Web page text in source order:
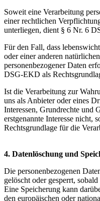
Soweit eine Verarbeitung
einer rechtlichen
unterliegen, dient § 6 Nr. 6
Für den Fall, dass
oder einer anderen
personenbezogener Daten
DSG-EKD als
Ist die Verarbeitung zur
uns als Anbieter oder eines
Interessen, Grundrechte und
erstgenannte Interesse nicht,
Rechtsgrundlage für die
4. Datenlöschung und
Die personenbezogenen
gelöscht oder gesperrt,
Eine Speicherung kann
den europäischen oder